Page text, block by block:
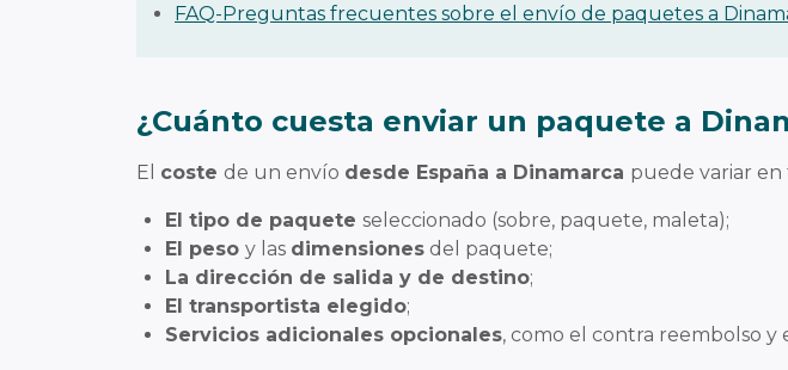
FAQ-Preguntas frecuentes sobre el envío de paquetes a
¿Cuánto cuesta enviar un paquete a
El coste de un envío desde España a Dinamarca puede variar
El tipo de paquete seleccionado (sobre, paquete, maleta);
El peso y las dimensiones del paquete;
La dirección de salida y de destino;
El transportista elegido;
Servicios adicionales opcionales, como el contra reembolso y